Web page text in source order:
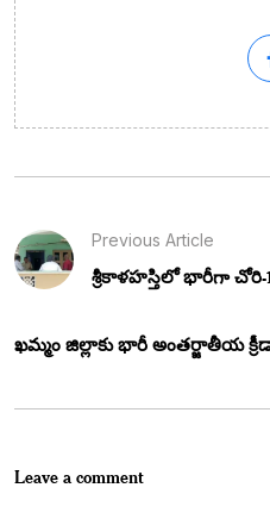
Previous Article
శ్రీకాళహస్తిలో భారీగా చోరి-
ఖమ్మం జిల్లాకు భారీ అంతర్జాతీయ
Leave a comment